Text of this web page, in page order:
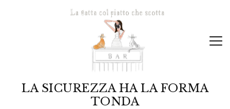
LA SICUREZZA HA LA FORMA
TONDA